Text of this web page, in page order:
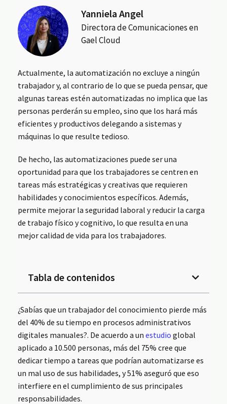
Yanniela Angel
Directora de Comunicaciones en
Gael Cloud
Actualmente, la automatización no excluye a ningún
trabajador y, al contrario de lo que se pueda pensar, que
algunas tareas estén automatizadas no implica que las
personas perderán su empleo, sino que los hará más
eficientes y productivos delegando a sistemas y
máquinas lo que resulte tedioso.
De hecho, las automatizaciones puede ser una
oportunidad para que los trabajadores se centren en
tareas más estratégicas y creativas que requieren
habilidades y conocimientos específicos. Además,
permite mejorar la seguridad laboral y reducir la carga
de trabajo físico y cognitivo, lo que resulta en una
mejor calidad de vida para los trabajadores.
Tabla de contenidos
¿Sabías que un trabajador del conocimiento pierde más
del 40% de su tiempo en procesos administrativos
digitales manuales?. De acuerdo a un estudio global
aplicado a 10.500 personas, más del 75% cree que
dedicar tiempo a tareas que podrían automatizarse es
un mal uso de sus habilidades, y 51% aseguró que eso
interfiere en el cumplimiento de sus principales
responsabilidades.